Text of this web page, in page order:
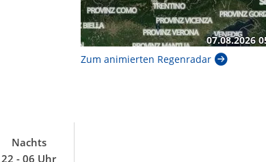
Nachts
22 - 06 Uhr
Zum animierten Regenradar